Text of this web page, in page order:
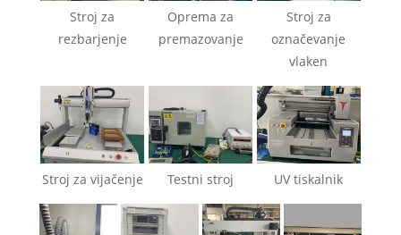
Stroj za
rezbarjenje
Oprema za
premazovanje
Stroj za
označevanje
vlaken
Stroj za vijačenje Testni stroj UV tiskalnik